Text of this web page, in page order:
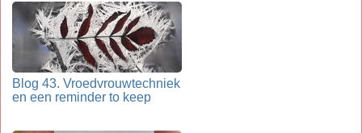
Blog 43. Vroedvrouwtechniek
en een reminder to keep